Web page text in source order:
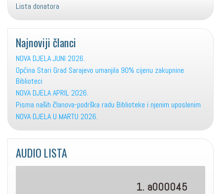
Lista donatora
Najnoviji članci
NOVA DJELA JUNI 2026.
Općina Stari Grad Sarajevo umanjila 90% cijenu zakupnine
Biblioteci
NOVA DJELA APRIL 2026.
Pisma naših članova-podrška radu Biblioteke i njenim uposlenim
NOVA DJELA U MARTU 2026.
AUDIO LISTA
1. a000045